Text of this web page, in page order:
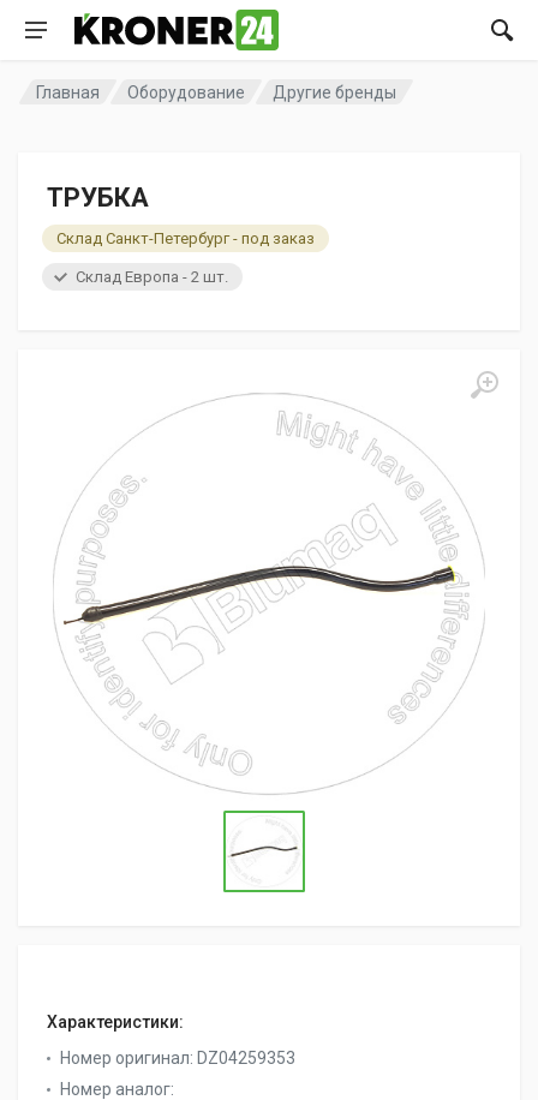
Главная Оборудование Другие бренды
ТРУБКА
Склад Санкт-Петербург - под заказ
Склад Европа - 2 шт.
Характеристики:
Номер оригинал: DZ04259353
Номер аналог: